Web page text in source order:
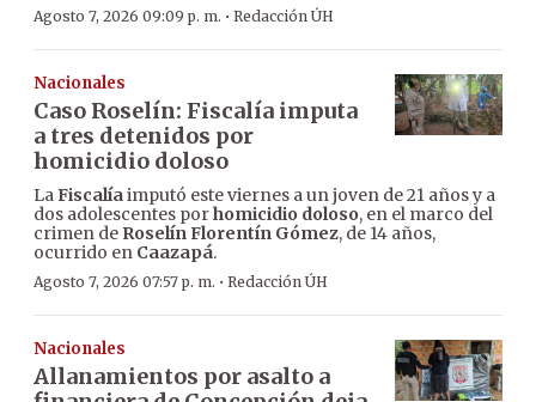
Agosto 7, 2026 09:09 p. m. · Redacción ÚH
Nacionales
Caso Roselín: Fiscalía imputa
a tres detenidos por
homicidio doloso
LaFiscalíaimputó este viernes a un joven de 21 años y a
dos adolescentes porhomicidio doloso, en el marco del
crimen de Roselín Florentín Gómez, de 14 años,
ocurrido en Caazapá.
Agosto 7, 2026 07:57 p. m. · Redacción ÚH
Nacionales
Allanamientos por asalto a